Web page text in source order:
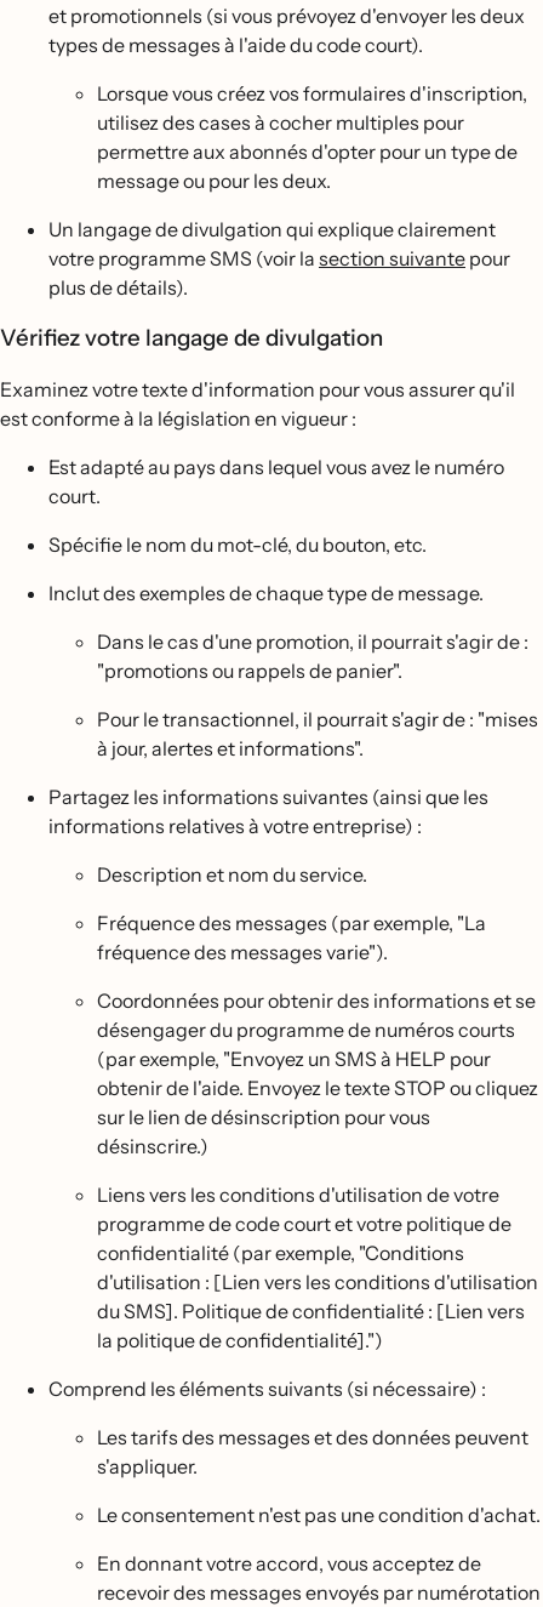
et promotionnels (si vous prévoyez d'envoyer les deux
types de messages à l'aide du code court).
Lorsque vous créez vos formulaires d'inscription,
utilisez des cases à cocher multiples pour
permettre aux abonnés d'opter pour un type de
message ou pour les deux.
Un langage de divulgation qui explique clairement
votre programme SMS (voir la section suivante pour
plus de détails).
Vérifiez votre langage de divulgation
Examinez votre texte d'information pour vous assurer qu'il
est conforme à la législation en vigueur :
Est adapté au pays dans lequel vous avez le numéro
court.
Spécifie le nom du mot-clé, du bouton, etc.
Inclut des exemples de chaque type de message.
Dans le cas d'une promotion, il pourrait s'agir de :
"promotions ou rappels de panier".
Pour le transactionnel, il pourrait s'agir de : "mises
à jour, alertes et informations".
Partagez les informations suivantes (ainsi que les
informations relatives à votre entreprise) :
Description et nom du service.
Fréquence des messages (par exemple, "La
fréquence des messages varie").
Coordonnées pour obtenir des informations et se
désengager du programme de numéros courts
(par exemple, "Envoyez un SMS à HELP pour
obtenir de l'aide. Envoyez le texte STOP ou cliquez
sur le lien de désinscription pour vous
désinscrire.)
Liens vers les conditions d'utilisation de votre
programme de code court et votre politique de
confidentialité (par exemple, "Conditions
d'utilisation : [Lien vers les conditions d'utilisation
du SMS]. Politique de confidentialité : [Lien vers
la politique de confidentialité].")
Comprend les éléments suivants (si nécessaire) :
Les tarifs des messages et des données peuvent
s'appliquer.
Le consentement n'est pas une condition d'achat.
En donnant votre accord, vous acceptez de
recevoir des messages envoyés par numérotation